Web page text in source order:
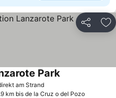
Teilen
am Strand
Park
km bis de la Cruz o del Pozo